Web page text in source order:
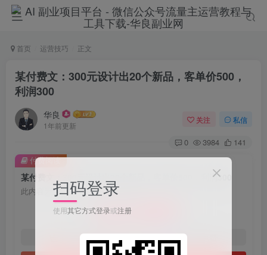
首页 运营技巧 正文
某付费文：300元设计出20个新品，客单价500，
利润300
华良
1年前更新
关注 私信
0 3984 141
某付费文：300元设计出20个新品，客单价500，利润300
此内容为付费阅读，请付费后查看
9.9
1年会员 免费 2年会员
付费阅读
扫码登录
使用其它方式登录或注册